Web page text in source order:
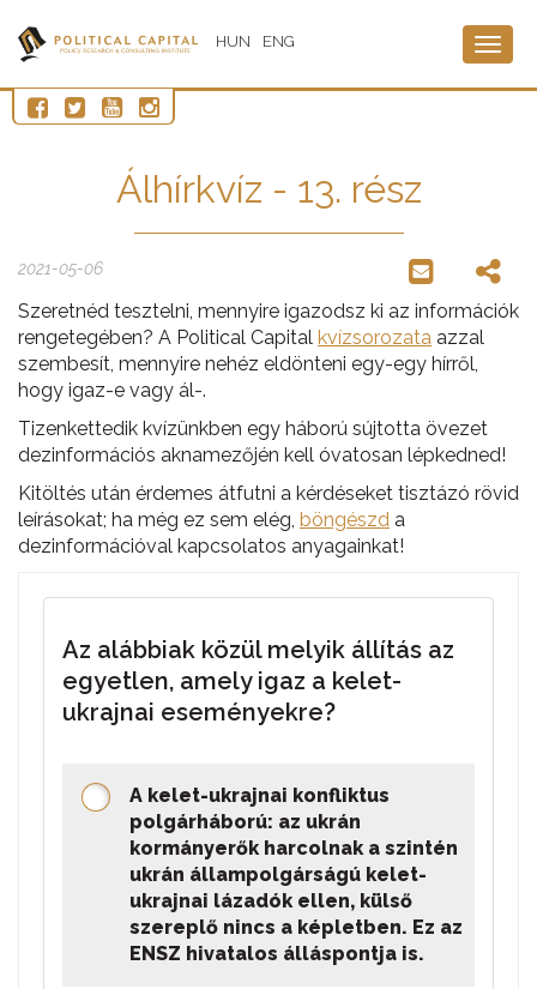
HUN ENG
Álhírkvíz - 13. rész
2021-05-06
Szeretnéd tesztelni, mennyire igazodsz ki az információk
rengetegében? A Political Capital kvízsorozata azzal
szembesít, mennyire nehéz eldönteni egy-egy hírről,
hogy igaz-e vagy ál-.
Tizenkettedik kvízünkben egy háború sújtotta övezet
dezinformációs aknamezőjén kell óvatosan lépkedned!
Kitöltés után érdemes átfutni a kérdéseket tisztázó rövid
leírásokat; ha még ez sem elég, böngészd a
dezinformációval kapcsolatos anyagainkat!
Az alábbiak közül melyik állítás az
egyetlen, amely igaz a kelet-
ukrajnai eseményekre?
A kelet-ukrajnai konfliktus
polgárháború: az ukrán
kormányerők harcolnak a szintén
ukrán állampolgárságú kelet-
ukrajnai lázadók ellen, külső
szereplő nincs a képletben. Ez az
ENSZ hivatalos álláspontja is.